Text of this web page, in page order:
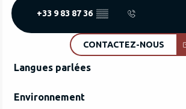
+33 9 83 87 36 ▒▒
CONTACTEZ-NOUS
Langues parlées
Langues parlées
Environnement
Environnement